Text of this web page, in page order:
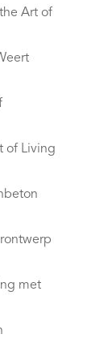
Art of
of Living
met